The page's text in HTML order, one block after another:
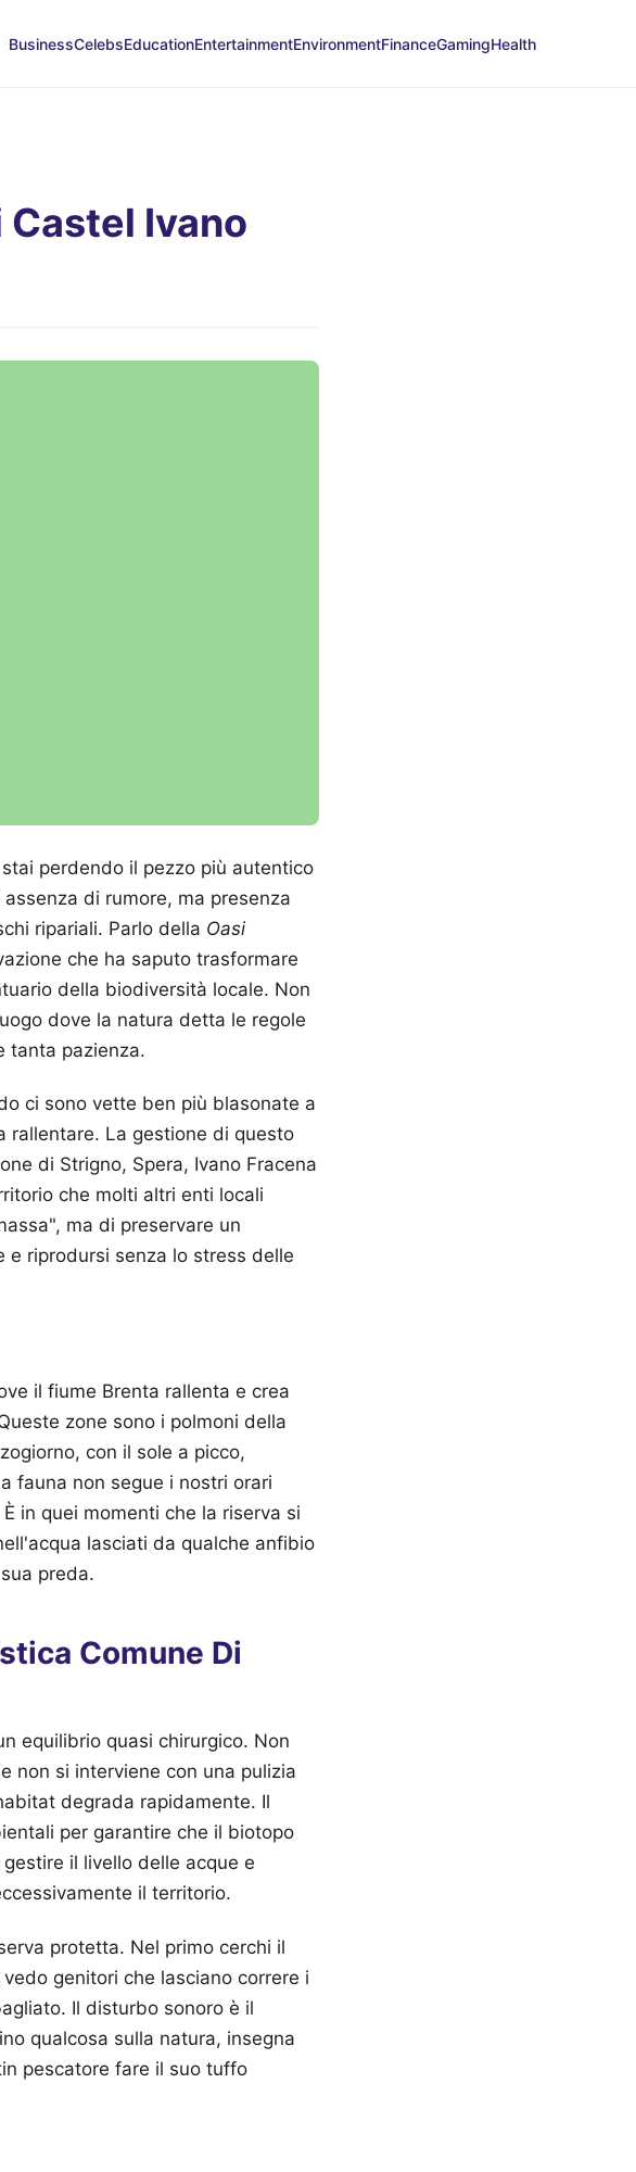
BusinessCelebsEducationEntertainmentEnvironmentFinanceGamingHealth
Castel Ivano
perdendo il pezzo più autentico
di rumore, ma presenza
ripariali. Parlo della Oasi
che ha saputo trasformare
della biodiversità locale. Non
dove la natura detta le regole
tanta pazienza.
ci sono vette ben più blasonate a
rallentare. La gestione di questo
di Strigno, Spera, Ivano Fracena
che molti altri enti locali
ma di preservare un
e riprodursi senza lo stress delle
il fiume Brenta rallenta e crea
zone sono i polmoni della
con il sole a picco,
fauna non segue i nostri orari
in quei momenti che la riserva si
lasciati da qualche anfibio
preda.
Comune Di
equilibrio quasi chirurgico. Non
non si interviene con una pulizia
degrada rapidamente. Il
per garantire che il biotopo
il livello delle acque e
il territorio.
protetta. Nel primo cerchi il
genitori che lasciano correre i
Il disturbo sonoro è il
qualcosa sulla natura, insegna
pescatore fare il suo tuffo